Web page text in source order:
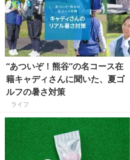
“あついぞ！熊谷”の名コース在
籍キャディさんに聞いた、夏ゴ
ルフの暑さ対策
ライフ